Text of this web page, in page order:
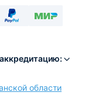
области